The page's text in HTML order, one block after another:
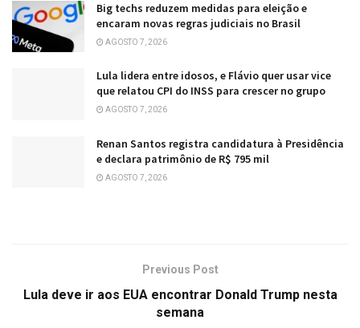
Big techs reduzem medidas para eleição e
encaram novas regras judiciais no Brasil
AGOSTO 7, 2026
Lula lidera entre idosos, e Flávio quer usar vice
que relatou CPI do INSS para crescer no grupo
AGOSTO 7, 2026
Renan Santos registra candidatura à Presidência
e declara patrimônio de R$ 795 mil
AGOSTO 7, 2026
Previous Post
Lula deve ir aos EUA encontrar Donald Trump nesta
semana